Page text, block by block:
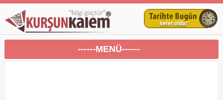
------MENÜ------